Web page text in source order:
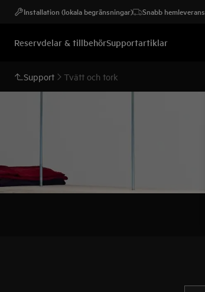
Installation (lokala begränsningar) Snabb hemleverans
Reservdelar & tillbehörSupportartiklar
Support Tvätt och tork